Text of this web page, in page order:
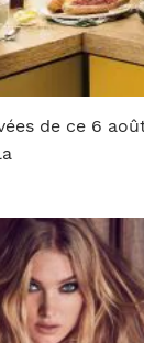
de ce 6